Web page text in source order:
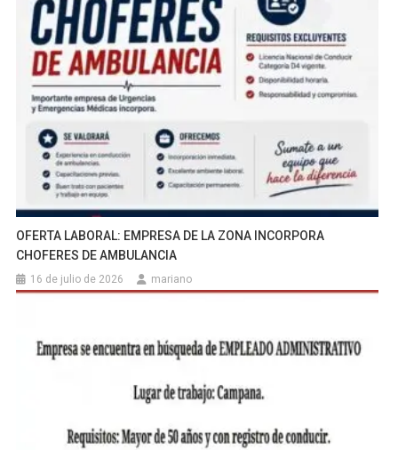
OFERTA LABORAL: EMPRESA DE LA ZONA INCORPORA
CHOFERES DE AMBULANCIA
16 de julio de 2026 mariano